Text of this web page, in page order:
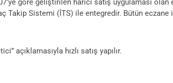
göre geliştirilen harici satış uygulaması olan
Takip Sistemi (İTS) ile entegredir. Bütün
açıklamasıyla hızlı satış yapılır.